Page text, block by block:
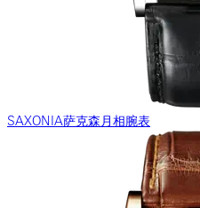
SAXONIA萨克森月相腕表